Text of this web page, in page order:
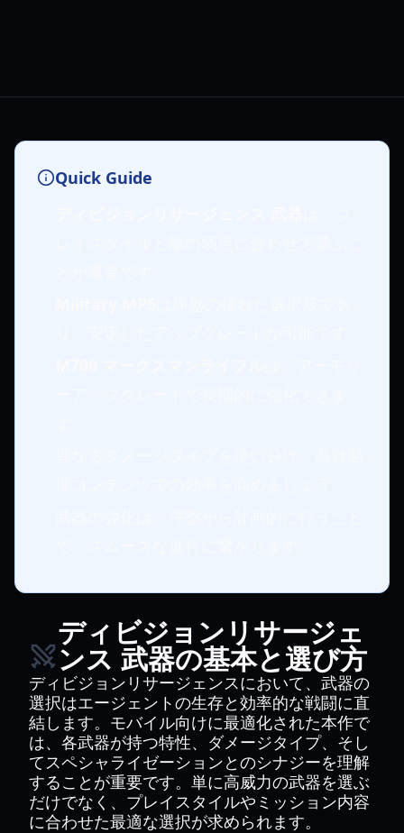
Quick Guide
ディビジョンリサージェ
ンス 武器の基本と選び方
ディビジョンリサージェンスにおいて、武器の
選択はエージェントの生存と効率的な戦闘に直
結します。モバイル向けに最適化された本作で
は、各武器が持つ特性、ダメージタイプ、そし
てスペシャライゼーションとのシナジーを理解
することが重要です。単に高威力の武器を選ぶ
だけでなく、プレイスタイルやミッション内容
に合わせた最適な選択が求められます。